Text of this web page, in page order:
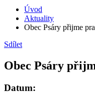
Úvod
Aktuality
Obec Psáry přijme
Sdílet
Obec Psáry
Datum: